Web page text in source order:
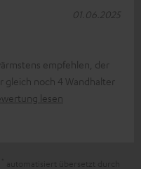
empfehlen, der
gleich noch 4 Wandhalter
lesen
01.06.2025